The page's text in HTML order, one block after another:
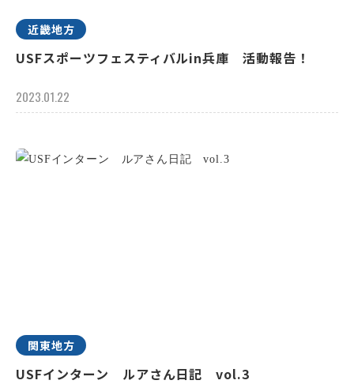
近畿地方
USFスポーツフェスティバルin兵庫 活動報告！
2023.01.22
関東地方
USFインターン ルアさん日記 vol.3